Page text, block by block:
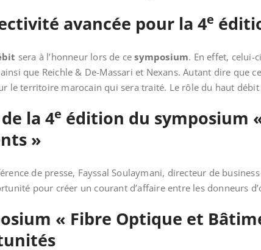
avancée pour la 4e
sera à l’honneur lors de ce symposium. En effet, celui-
ainsi que Reichle & De-Massari et Nexans. Autant dire que
le territoire marocain qui sera traité. Le rôle du haut
la 4e édition du symposium
»
de presse, Fayssal Soulaymani, directeur de
pour créer un courant d’affaire entre les donneurs
« Fibre Optique et